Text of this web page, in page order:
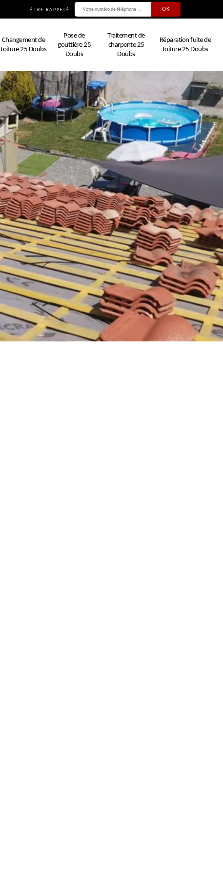
ÊTRE RAPPELÉ
Changement de
toiture 25 Doubs
Pose de
gouttière 25
Doubs
Traitement de
charpente 25
Doubs
Réparation fuite de
toiture 25 Doubs